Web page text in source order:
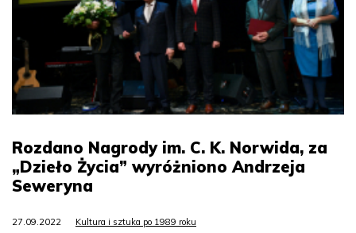
Rozdano Nagrody im. C. K. Norwida, za
„Dzieło Życia” wyróżniono Andrzeja
Seweryna
27.09.2022 Kultura i sztuka po 1989 roku